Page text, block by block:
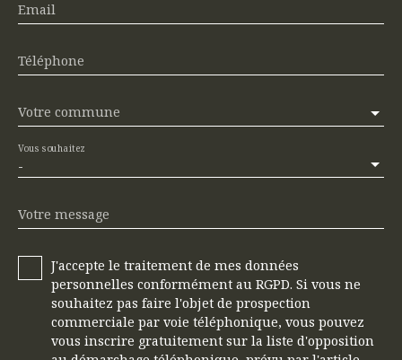
Email
Téléphone
Votre commune
-
Vous souhaitez
Votre message
J'accepte le traitement de mes données
personnelles conformément au RGPD. Si vous ne
souhaitez pas faire l'objet de prospection
commerciale par voie téléphonique, vous pouvez
vous inscrire gratuitement sur la liste d'opposition